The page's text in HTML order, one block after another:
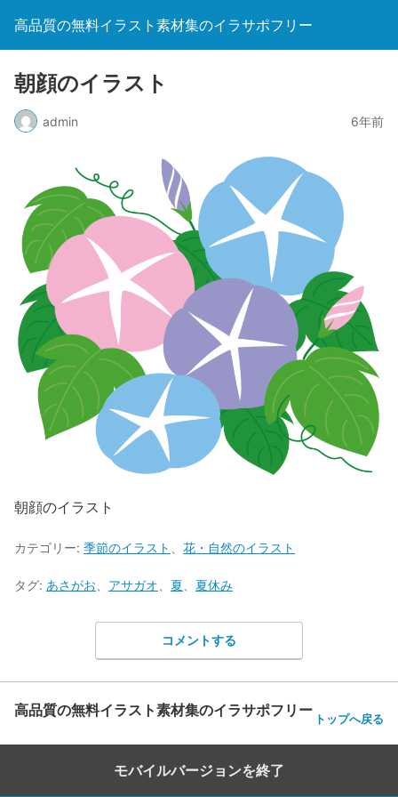
高品質の無料イラスト素材集のイラサポフリー
朝顔のイラスト
admin 6年前
朝顔のイラスト
カテゴリー: 季節のイラスト 花・自然のイラスト
タグ: あさがお アサガオ 夏 夏休み
コメントする
高品質の無料イラスト素材集のイラサポフリー トップへ戻る
モバイルバージョンを終了